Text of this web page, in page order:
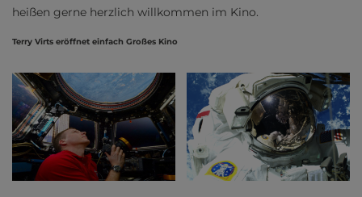
heißen gerne herzlich willkommen im Kino.
Terry Virts eröffnet einfach Großes Kino